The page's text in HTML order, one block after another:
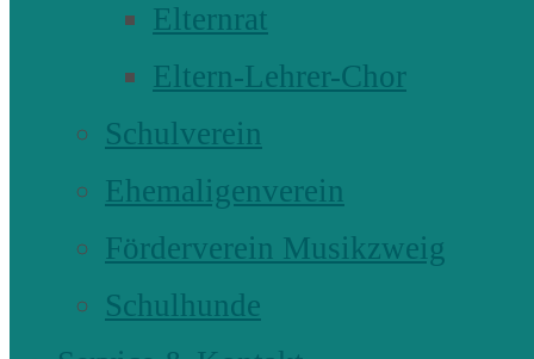
Elternrat
Eltern-Lehrer-Chor
Schulverein
Ehemaligenverein
Förderverein Musikzweig
Schulhunde